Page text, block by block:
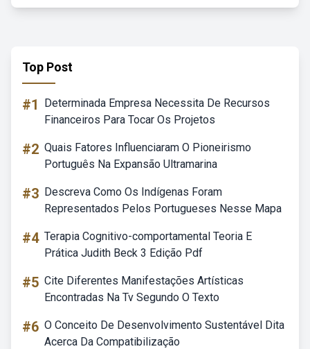
Top Post
#1
Determinada Empresa Necessita De Recursos
Financeiros Para Tocar Os Projetos
#2 Quais Fatores Influenciaram O Pioneirismo
Português Na Expansão Ultramarina
#3 Descreva Como Os Indígenas Foram
Representados Pelos Portugueses Nesse Mapa
#4 Terapia Cognitivo-comportamental Teoria E
Prática Judith Beck 3 Edição Pdf
#5 Cite Diferentes Manifestações Artísticas
Encontradas Na Tv Segundo O Texto
#6 O Conceito De Desenvolvimento Sustentável Dita
Acerca Da Compatibilização